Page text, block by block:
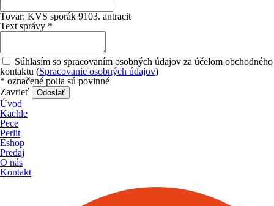
Tovar: KVS sporák 9103. antracit
Text správy *
Súhlasím so spracovaním osobných údajov za účelom obchodného
kontaktu (Spracovanie osobných údajov)
* označené polia sú povinné
Zavrieť
Odoslať
Úvod
Kachle
Pece
Perlit
Eshop
Predaj
O nás
Kontakt